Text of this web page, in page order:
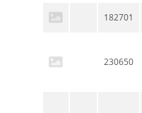
182701
230650